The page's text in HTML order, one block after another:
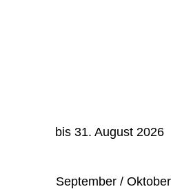
bis 31. August 2026
September / Oktober